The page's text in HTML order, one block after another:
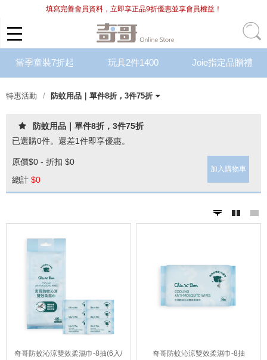
填寫完善會員資料，立即享正品9折優惠並享會員權益！
當季童裝7折起 玩具2件1400 Joie指定品贈禮
特惠活動 防蚊用品｜單件8折，3件75折
選2件1499元
折
起
1,799元
可重複品項
折
+聲光玩具
防蚊用品｜單件8折，3件75折
已選購0件。還差1件即享優惠。
加入購物車
原價$0 - 折扣 $0
總計 $0
prev
奇哥防蚊沁涼雙效柔濕巾-8抽(6入/
奇哥防蚊沁涼雙效柔濕巾-8抽